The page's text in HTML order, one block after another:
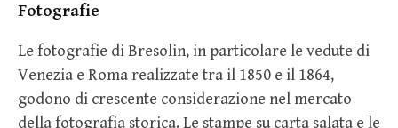
Fotografie
Le fotografie di Bresolin, in particolare le vedute di
Venezia e Roma realizzate tra il 1850 e il 1864,
godono di crescente considerazione nel mercato
della fotografia storica. Le stampe su carta salata e le